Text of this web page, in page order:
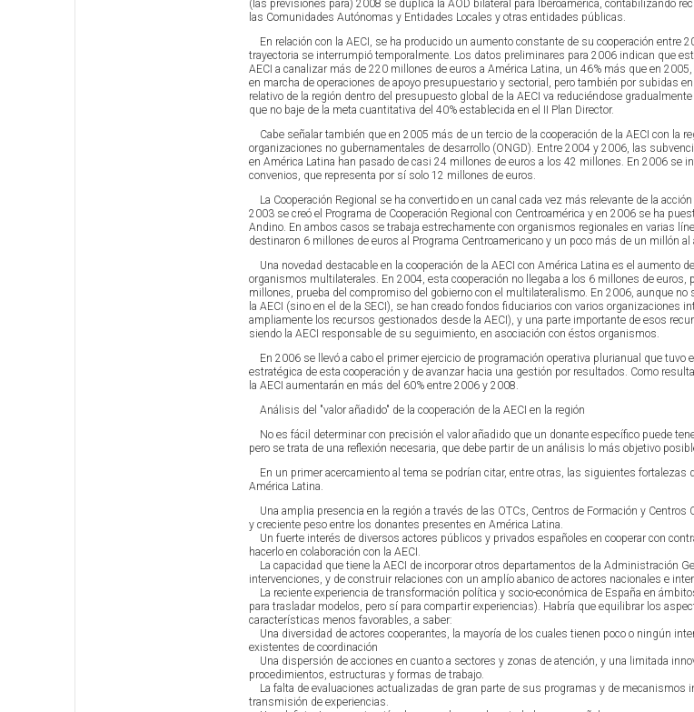
(las previsiones para) 2008 se duplica la AOD bilateral para Iberoamérica, contabilizando
las Comunidades Autónomas y Entidades Locales y otras entidades públicas.
En relación con la AECI, se ha producido un aumento constante de su cooperación entre
trayectoria se interrumpió temporalmente. Los datos preliminares para 2006 indican que
AECI a canalizar más de 220 millones de euros a América Latina, un 46% más que en
en marcha de operaciones de apoyo presupuestario y sectorial, pero también por subidas
relativo de la región dentro del presupuesto global de la AECI va reduciéndose
que no baje de la meta cuantitativa del 40% establecida en el II Plan Director.
Cabe señalar también que en 2005 más de un tercio de la cooperación de la AECI con la
organizaciones no gubernamentales de desarrollo (ONGD). Entre 2004 y 2006, las
en América Latina han pasado de casi 24 millones de euros a los 42 millones. En 2006 se
convenios, que representa por sí solo 12 millones de euros.
La Cooperación Regional se ha convertido en un canal cada vez más relevante de la
2003 se creó el Programa de Cooperación Regional con Centroamérica y en 2006 se ha
Andino. En ambos casos se trabaja estrechamente con organismos regionales en varias
destinaron 6 millones de euros al Programa Centroamericano y un poco más de un millón al
Una novedad destacable en la cooperación de la AECI con América Latina es el aumento
organismos multilaterales. En 2004, esta cooperación no llegaba a los 6 millones de euros,
millones, prueba del compromiso del gobierno con el multilateralismo. En 2006, aunque
la AECI (sino en el de la SECI), se han creado fondos fiduciarios con varios organizaciones
ampliamente los recursos gestionados desde la AECI), y una parte importante de esos
siendo la AECI responsable de su seguimiento, en asociación con éstos organismos.
En 2006 se llevó a cabo el primer ejercicio de programación operativa plurianual que tuvo
estratégica de esta cooperación y de avanzar hacia una gestión por resultados. Como
la AECI aumentarán en más del 60% entre 2006 y 2008.
Análisis del "valor añadido" de la cooperación de la AECI en la región
No es fácil determinar con precisión el valor añadido que un donante específico puede
pero se trata de una reflexión necesaria, que debe partir de un análisis lo más objetivo
En un primer acercamiento al tema se podrían citar, entre otras, las siguientes fortalezas
América Latina.
Una amplia presencia en la región a través de las OTCs, Centros de Formación y
y creciente peso entre los donantes presentes en América Latina.
Un fuerte interés de diversos actores públicos y privados españoles en cooperar con
hacerlo en colaboración con la AECI.
La capacidad que tiene la AECI de incorporar otros departamentos de la Administración
intervenciones, y de construir relaciones con un amplío abanico de actores nacionales e
La reciente experiencia de transformación política y socio-económica de España en
para trasladar modelos, pero sí para compartir experiencias). Habría que equilibrar los
características menos favorables, a saber:
Una diversidad de actores cooperantes, la mayoría de los cuales tienen poco o ningún
existentes de coordinación
Una dispersión de acciones en cuanto a sectores y zonas de atención, y una limitada
procedimientos, estructuras y formas de trabajo.
La falta de evaluaciones actualizadas de gran parte de sus programas y de mecanismos
transmisión de experiencias.